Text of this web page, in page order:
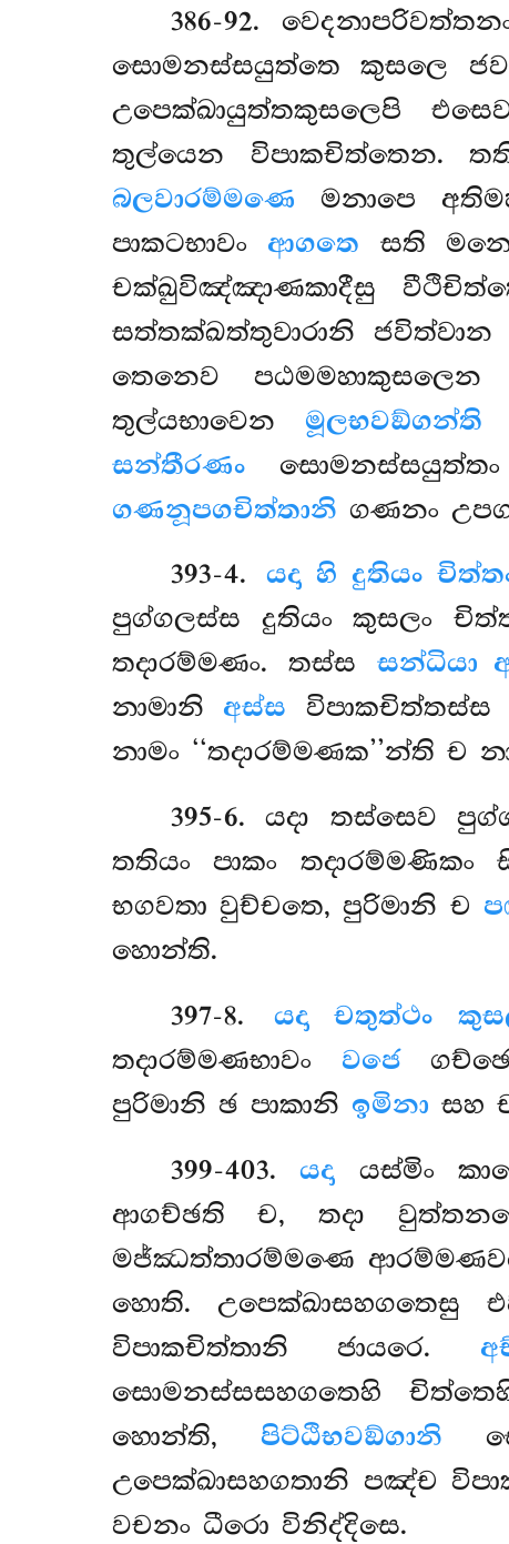
386-92.
සොමනස්සයුත්තෙ කුසලෙ
උපෙක්ඛායුත්තකුසලෙපි
තුල්යෙන විපාකචිත්තෙන.
බලවාරම්මණෙ මනාපෙ
පාකටභාවං ආගතෙ සති
චක්ඛුවිඤ්ඤාණකාදීසු
සත්තක්ඛත්තුවාරානි
තෙනෙව පඨමමහාකුසලෙන
තුල්යභාවෙන මූලභවඞ්ගන්ති
සන්තීරණං
ගණනූපගචිත්තානි ගණනං
393-4. යදා හි දුතියං
පුග්ගලස්ස දුතියංකුසලං
තදාරම්මණං. තස්ස සන්ධියා
නාමානි අස්ස
නාමං ‘‘තදාරම්මණක’’න්ති ච
395-6. යදා තස්සෙව
තතියං පාකං තදාරම්මණිකං
භගවතා වුච්චතෙ, පුරිමානි ච
හොන්ති.
397-8. යදා චතුත්ථං
තදාරම්මණභාවං වජෙ
පුරිමානි ඡ පාකානි ඉමිනා සහ
399-403.යදා යස්මිං
ආගච්ඡති ච, තදා
මජ්ඣත්තාරම්මණෙ
හොති. උපෙක්ඛාසහගතෙසු
විපාකචිත්තානි ජායරෙ.
සොමනස්සසහගතෙහි
හොන්ති, පිට්ඨිභවඞ්ගානි
උපෙක්ඛාසහගතානි පඤ්ච
වචනං ධීරො විනිද්දිසෙ.